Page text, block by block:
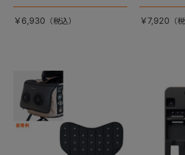
ットカートマット登場！
￥6,930
￥7,920